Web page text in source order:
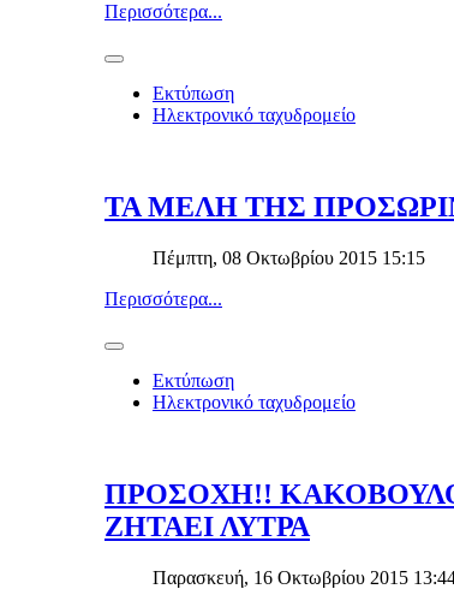
Περισσότερα...
Εκτύπωση
Ηλεκτρονικό ταχυδρομείο
ΤΑ ΜΕΛΗ ΤΗΣ
Πέμπτη, 08 Οκτωβρίου 2015 15:15
Περισσότερα...
Εκτύπωση
Ηλεκτρονικό ταχυδρομείο
ΠΡΟΣΟΧΗ!! ΚΑΚΟΒΟΥΛΟ
ΖΗΤΑΕΙ ΛΥΤΡΑ
Παρασκευή, 16 Οκτωβρίου 2015